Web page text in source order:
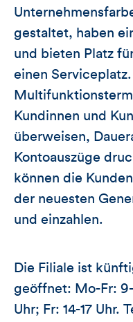
gestaltet, haben
und bieten Platz
einen
Kundinnen und
überweisen,
Kontoauszüge
können die
der neuesten
und einzahlen.
Die Filiale ist
geöffnet: Mo-Fr: 9-
Uhr; Fr: 14-17 Uhr.